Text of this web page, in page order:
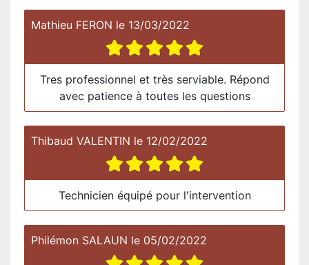
Mathieu FERON le 13/03/2022
Tres professionnel et très serviable. Répond
avec patience à toutes les questions
Thibaud VALENTIN le 12/02/2022
Technicien équipé pour l'intervention
Philémon SALAUN le 05/02/2022